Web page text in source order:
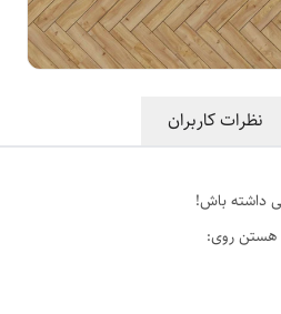
نظرات کاربران
داشته باش!
هستن روی: